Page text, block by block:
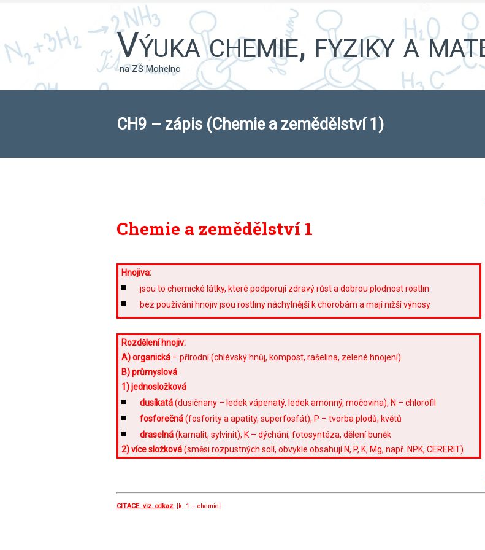
Výuka chemie, fyziky a
na ZŠ Mohelno
CH9 – zápis (Chemie a zemědělství 1)
Chemie a zemědělství 1
Hnojiva:
jsou to chemické látky, které podporují zdravý růst a dobrou plodnost rostlin
bez používání hnojiv jsou rostliny náchylnější k chorobám a mají nižší výnosy
Rozdělení hnojiv:
A) organická – přírodní (chlévský hnůj, kompost, rašelina, zelené hnojení)
B) průmyslová
1) jednosložková
dusíkatá(dusičnany – ledek vápenatý, ledek amonný, močovina), N – chlorofil
fosforečná(fosfority a apatity, superfosfát), P – tvorba plodů, květů
draselná(karnalit, sylvinit), K – dýchání, fotosyntéza, dělení buněk
2) více složková(směsi rozpustných solí, obvykle obsahují N, P, K, Mg, např. NPK, CERERIT)
CITACE: viz. odkaz: [k. 1 – chemie]